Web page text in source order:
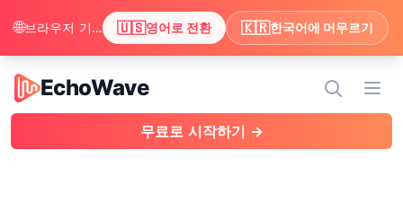
EchoWave
EchoWave
메
무료로 시작하기 →
🌐 브라우저 기본 언어가 영어인 것 같아요. 영어로 콘텐츠를 보시겠어요? 🇺🇸영어로 전환 🇰🇷한국어에 머무르기